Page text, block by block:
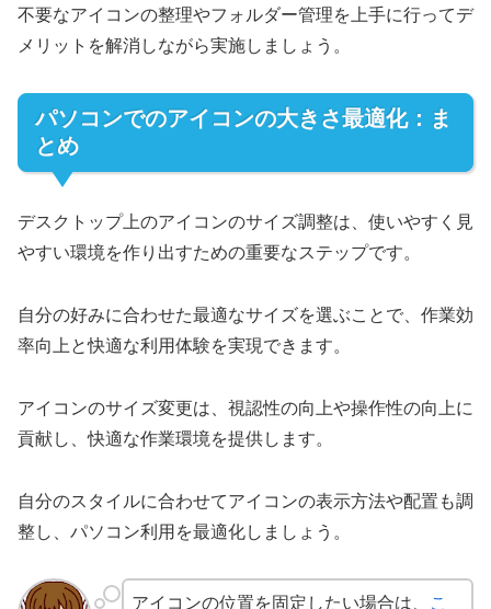
不要なアイコンの整理やフォルダー管理を上手に行ってデ
メリットを解消しながら実施しましょう。
パソコンでのアイコンの大きさ最適化：ま
とめ
デスクトップ上のアイコンのサイズ調整は、使いやすく見
やすい環境を作り出すための重要なステップです。
自分の好みに合わせた最適なサイズを選ぶことで、作業効
率向上と快適な利用体験を実現できます。
アイコンのサイズ変更は、視認性の向上や操作性の向上に
貢献し、快適な作業環境を提供します。
自分のスタイルに合わせてアイコンの表示方法や配置も調
整し、パソコン利用を最適化しましょう。
アイコンの位置を固定したい場合は、
こ